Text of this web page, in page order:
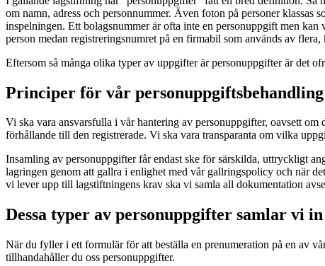
om namn, adress och personnummer. Även foton på personer
inspelningen. Ett bolagsnummer är ofta inte en personuppgift men
person medan registreringsnumret på en firmabil som används av
Eftersom så många olika typer av uppgifter är personuppgifter är det
Principer för vår personuppgiftsbehandling
Vi ska vara ansvarsfulla i vår hantering av personuppgifter, oavsett
förhållande till den registrerade. Vi ska vara transparanta om vilka
Insamling av personuppgifter får endast ske för särskilda, uttryckligt
lagringen genom att gallra i enlighet med vår gallringspolicy och när
vi lever upp till lagstiftningens krav ska vi samla all dokumentation
Dessa typer av personuppgifter samlar vi in
När du fyller i ett formulär för att beställa en prenumeration på en av
tillhandahåller du oss personuppgifter.